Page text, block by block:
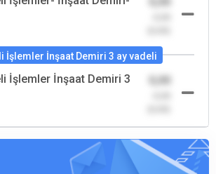
İşlemler İnşaat Demiri 3 ay vadeli
İşlemler İnşaat Demiri 3
0,00